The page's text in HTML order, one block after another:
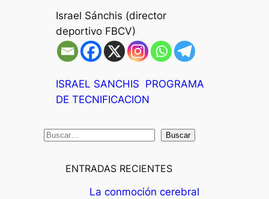
Israel Sánchis (director
deportivo FBCV)
ISRAEL SANCHIS PROGRAMA
DE TECNIFICACION
B
Buscar
ENTRADAS RECIENTES
La conmoción cerebral